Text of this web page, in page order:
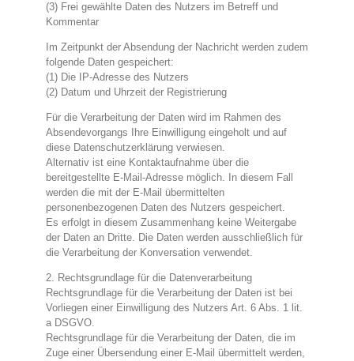
(3) Frei gewählte Daten des Nutzers im Betreff und
Kommentar
Im Zeitpunkt der Absendung der Nachricht werden zudem
folgende Daten gespeichert:
(1) Die IP-Adresse des Nutzers
(2) Datum und Uhrzeit der Registrierung
Für die Verarbeitung der Daten wird im Rahmen des
Absendevorgangs Ihre Einwilligung eingeholt und auf
diese Datenschutzerklärung verwiesen.
Alternativ ist eine Kontaktaufnahme über die
bereitgestellte E-Mail-Adresse möglich. In diesem Fall
werden die mit der E-Mail übermittelten
personenbezogenen Daten des Nutzers gespeichert.
Es erfolgt in diesem Zusammenhang keine Weitergabe
der Daten an Dritte. Die Daten werden ausschließlich für
die Verarbeitung der Konversation verwendet.
2. Rechtsgrundlage für die Datenverarbeitung
Rechtsgrundlage für die Verarbeitung der Daten ist bei
Vorliegen einer Einwilligung des Nutzers Art. 6 Abs. 1 lit.
a DSGVO.
Rechtsgrundlage für die Verarbeitung der Daten, die im
Zuge einer Übersendung einer E-Mail übermittelt werden,